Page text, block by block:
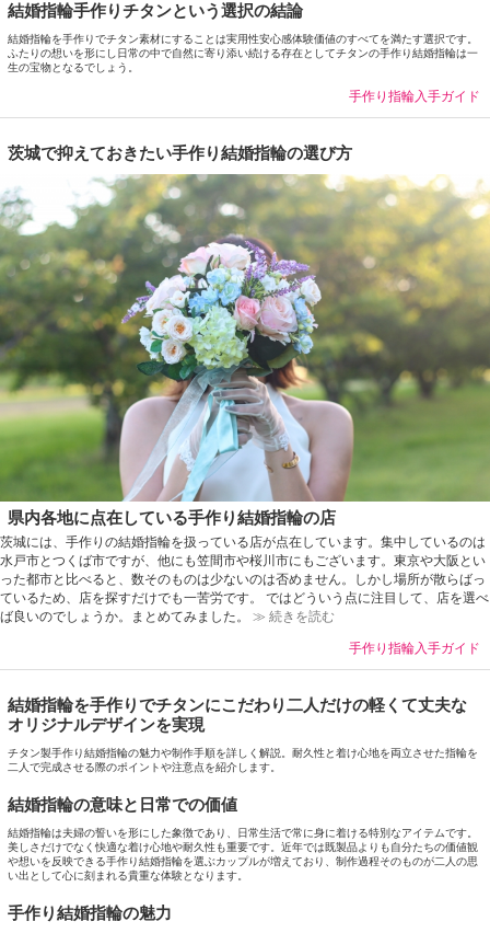
結婚指輪手作りチタンという選択の結論
結婚指輪を手作りでチタン素材にすることは実用性安心感体験価値のすべてを満たす選択です。
ふたりの想いを形にし日常の中で自然に寄り添い続ける存在としてチタンの手作り結婚指輪は一
生の宝物となるでしょう。
手作り指輪入手ガイド
茨城で抑えておきたい手作り結婚指輪の選び方
県内各地に点在している手作り結婚指輪の店
茨城には、手作りの結婚指輪を扱っている店が点在しています。集中しているのは
水戸市とつくば市ですが、他にも笠間市や桜川市にもございます。東京や大阪とい
った都市と比べると、数そのものは少ないのは否めません。しかし場所が散らばっ
ているため、店を探すだけでも一苦労です。 ではどういう点に注目して、店を選べ
ば良いのでしょうか。まとめてみました。 ≫ 続きを読む
手作り指輪入手ガイド
結婚指輪を手作りでチタンにこだわり二人だけの軽くて丈夫な
オリジナルデザインを実現
チタン製手作り結婚指輪の魅力や制作手順を詳しく解説。耐久性と着け心地を両立させた指輪を
二人で完成させる際のポイントや注意点を紹介します。
結婚指輪の意味と日常での価値
結婚指輪は夫婦の誓いを形にした象徴であり、日常生活で常に身に着ける特別なアイテムです。
美しさだけでなく快適な着け心地や耐久性も重要です。近年では既製品よりも自分たちの価値観
や想いを反映できる手作り結婚指輪を選ぶカップルが増えており、制作過程そのものが二人の思
い出として心に刻まれる貴重な体験となります。
手作り結婚指輪の魅力